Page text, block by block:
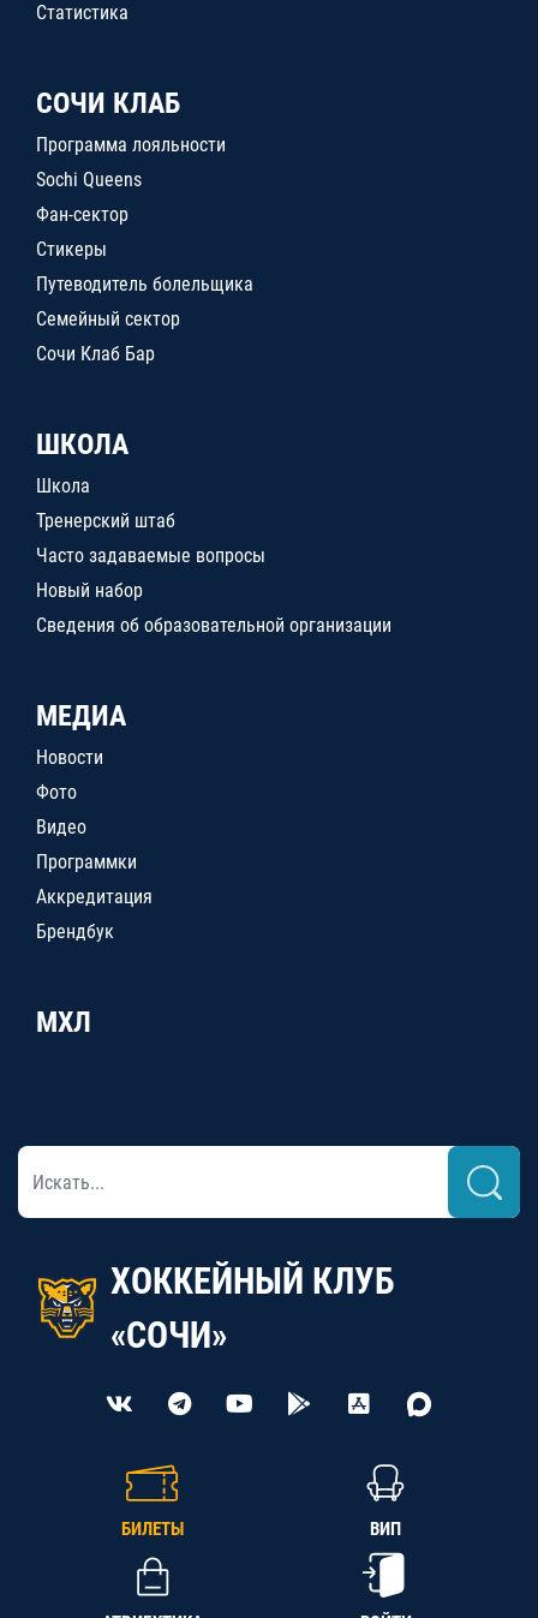
Статистика
СОЧИ КЛАБ
Программа лояльности
Sochi Queens
Фан-сектор
Стикеры
Путеводитель болельщика
Семейный сектор
Сочи Клаб Бар
ШКОЛА
Школа
Тренерский штаб
Часто задаваемые вопросы
Новый набор
Сведения об образовательной организации
МЕДИА
Новости
Фото
Видео
Программки
Аккредитация
Брендбук
МХЛ
ХОККЕЙНЫЙ КЛУБ
«СОЧИ»
БИЛЕТЫ ВИП